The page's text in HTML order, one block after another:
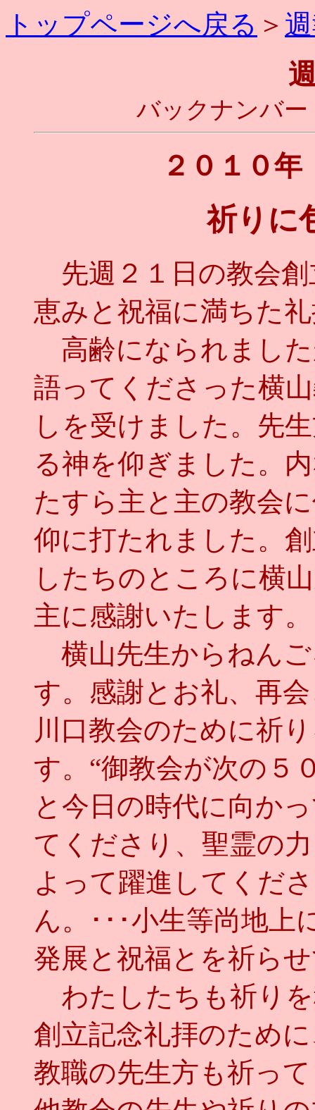
トップページへ戻る ＞
バックナンバ
２０１０
祈りに
先週２１日の教会創
恵みと祝福に満ちた
高齢になられまし
語ってくださった横
しを受けました。先
る神を仰ぎました。
たすら主と主の教会
仰に打たれました。
したちのところに横
主に感謝いたします。
横山先生からねん
す。感謝とお礼、再
川口教会のために祈
す。“御教会が次の５
と今日の時代に向か
てくださり、聖霊の
よって躍進してくだ
ん。･･･小生等尚地上
発展と祝福とを祈ら
わたしたちも祈り
創立記念礼拝のため
教職の先生方も祈っ